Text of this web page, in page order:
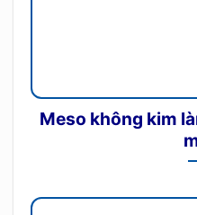
Meso không kim